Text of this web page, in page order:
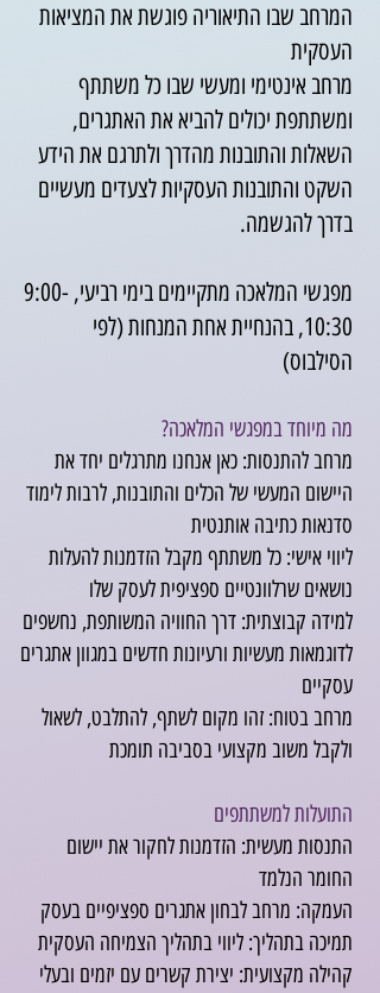
המרחב שבו התיאוריה פוגשת את המציאות
העסקית
מרחב אינטימי ומעשי שבו כל משתתף
ומשתתפת יכולים להביא את האתגרים,
השאלות והתובנות מהדרך ולתרגם את הידע
השקט והתובנות העסקיות לצעדים מעשיים
בדרך להגשמה.
מפגשי המלאכה מתקיימים בימי רביעי, 9:00-
10:30, בהנחיית אחת המנחות (לפי
הסילבוס)
מה מיוחד במפגשי המלאכה?
מרחב להתנסות: כאן אנחנו מתרגלים יחד את
היישום המעשי של הכלים והתובנות, לרבות לימוד
סדנאות כתיבה אותנטית
ליווי אישי: כל משתתף מקבל הזדמנות להעלות
נושאים שרלוונטיים ספציפית לעסק שלו
למידה קבוצתית: דרך החוויה המשותפת, נחשפים
לדוגמאות מעשיות ורעיונות חדשים במגוון אתגרים
עסקיים
מרחב בטוח: זהו מקום לשתף, להתלבט, לשאול
ולקבל משוב מקצועי בסביבה תומכת
התועלות למשתתפים
התנסות מעשית: הזדמנות לחקור את יישום
החומר הנלמד
העמקה: מרחב לבחון אתגרים ספציפיים בעסק
תמיכה בתהליך: ליווי בתהליך הצמיחה העסקית
קהילה מקצועית: יצירת קשרים עם יזמים ובעלי